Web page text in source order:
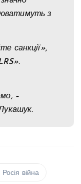
з
санкції»,
–
Росія війна